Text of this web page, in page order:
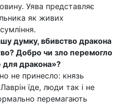
Уява представляє
як живих
думку, вбивство дракона
Добро чи зло перемогло
для дракона»?
не принесло: князь
їде, люди так і не
перемагають